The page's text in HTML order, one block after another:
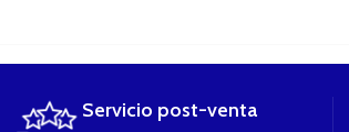
Servicio post-venta